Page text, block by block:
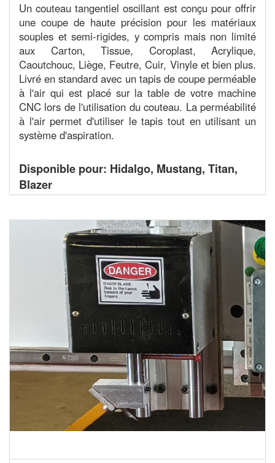
Un couteau tangentiel oscillant est conçu pour offrir
une coupe de haute précision pour les matériaux
souples et semi-rigides, y compris mais non limité
aux Carton, Tissue, Coroplast, Acrylique,
Caoutchouc, Liège, Feutre, Cuir, Vinyle et bien plus.
Livré en standard avec un tapis de coupe perméable
à l'air qui est placé sur la table de votre machine
CNC lors de l'utilisation du couteau. La perméabilité
à l'air permet d'utiliser le tapis tout en utilisant un
système d'aspiration.
Disponible pour: Hidalgo, Mustang, Titan,
Blazer